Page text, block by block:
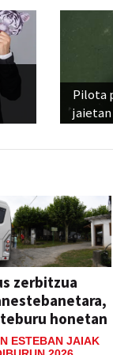
Pilota
jaietan
zerbitzua
honetan
ESTEBAN JAIAK